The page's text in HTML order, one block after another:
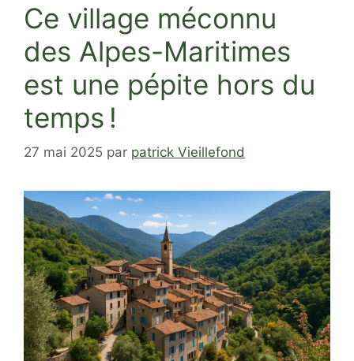
Ce village méconnu
des Alpes-Maritimes
est une pépite hors du
temps !
27 mai 2025 par patrick Vieillefond